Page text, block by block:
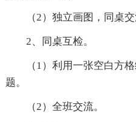
（2）独立画图，同桌交
2、同桌互检。
（1）利用一张空白方
题。
（2）全班交流。